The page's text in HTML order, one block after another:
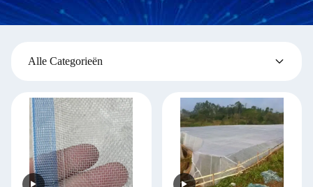
Alle Categorieën